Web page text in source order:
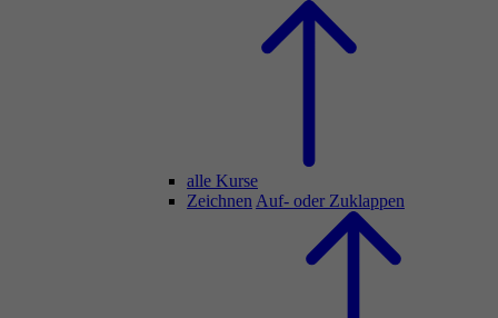
alle Kurse
Zeichnen Auf- oder Zuklappen